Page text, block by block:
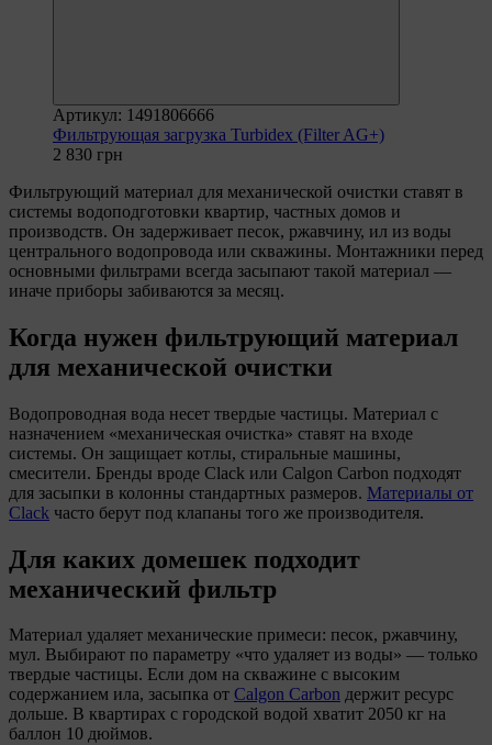
Артикул: 1491806666
Фильтрующая загрузка Turbidex (Filter AG+)
2 830 грн
Фильтрующий материал для механической очистки ставят в
системы водоподготовки квартир, частных домов и
производств. Он задерживает песок, ржавчину, ил из воды
центрального водопровода или скважины. Монтажники перед
основными фильтрами всегда засыпают такой материал —
иначе приборы забиваются за месяц.
Когда нужен фильтрующий материал
для механической очистки
Водопроводная вода несет твердые частицы. Материал с
назначением «механическая очистка» ставят на входе
системы. Он защищает котлы, стиральные машины,
смесители. Бренды вроде Clack или Calgon Carbon подходят
для засыпки в колонны стандартных размеров. Материалы от
Clack часто берут под клапаны того же производителя.
Для каких домешек подходит
механический фильтр
Материал удаляет механические примеси: песок, ржавчину,
мул. Выбирают по параметру «что удаляет из воды» — только
твердые частицы. Если дом на скважине с высоким
содержанием ила, засыпка от Calgon Carbon держит ресурс
дольше. В квартирах с городской водой хватит 2050 кг на
баллон 10 дюймов.